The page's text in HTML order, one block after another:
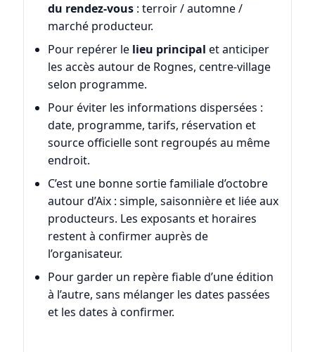
du rendez-vous: terroir / automne /
marché producteur.
Pour repérer le lieu principal et anticiper
les accès autour de Rognes, centre-village
selon programme.
Pour éviter les informations dispersées :
date, programme, tarifs, réservation et
source officielle sont regroupés au même
endroit.
C’est une bonne sortie familiale d’octobre
autour d’Aix : simple, saisonnière et liée aux
producteurs. Les exposants et horaires
restent à confirmer auprès de
l’organisateur.
Pour garder un repère fiable d’une édition
à l’autre, sans mélanger les dates passées
et les dates à confirmer.